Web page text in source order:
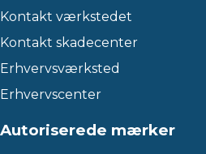
Kontakt værkstedet
Kontakt skadecenter
Erhvervsværksted
Erhvervscenter
Autoriserede mærker